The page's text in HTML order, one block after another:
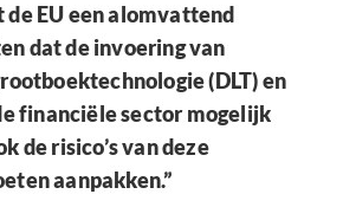
de EU een alomvattend
dat de invoering van
(DLT) en
financiële sector mogelijk
de risico’s van deze
aanpakken.”